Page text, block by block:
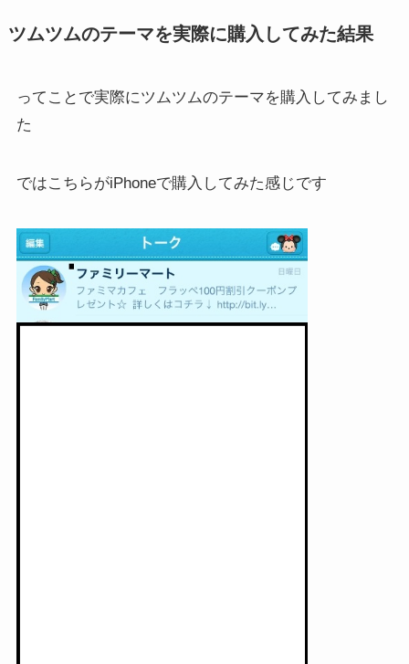
ツムツムのテーマを実際に購入してみた結果
ってことで実際にツムツムのテーマを購入してみまし
た
ではこちらがiPhoneで購入してみた感じです